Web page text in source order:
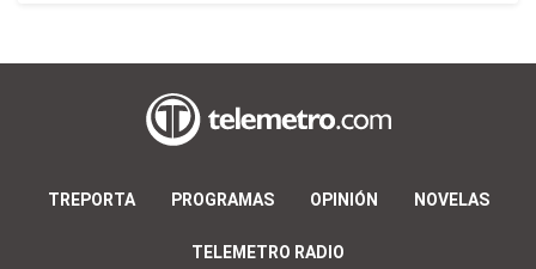
TREPORTA PROGRAMAS OPINIÓN NOVELAS
TELEMETRO RADIO